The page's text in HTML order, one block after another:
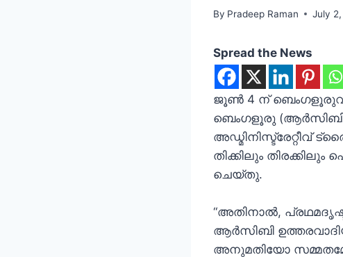
By Pradeep Raman July
Spread the News
ജൂൺ 4 ന്
ബെംഗളൂരു (ആർ‌സി‌ബി)
അഡ്മിനിസ്ട്രേറ്റീവ്
തിക്കിലും തിരക്കിലും
ചെയ്തു.
“അതിനാൽ,
ആർ‌സി‌ബി
അനുമതിയോ സമ്മതമോ